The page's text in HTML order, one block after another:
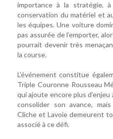
importance à la stratégie,
conservation du matériel et
les équipes. Une voiture
pas assurée de l’emporter,
pourrait devenir très
la course.
L’événement constitue
Triple Couronne Rousseau
qui ajoute encore plus
consolider son avance,
Cliche et Lavoie demeurent
associé à ce défi.